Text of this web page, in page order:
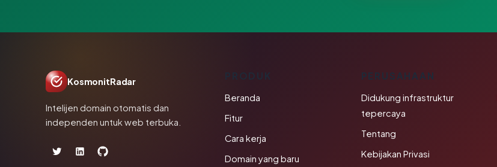
KosmonitRadar
Intelijen domain otomatis dan
independen untuk web terbuka.
Beranda
Fitur
Cara kerja
Domain yang baru
PERUSAHAAN
Didukung infrastruktur
tepercaya
Tentang
Kebijakan Privasi